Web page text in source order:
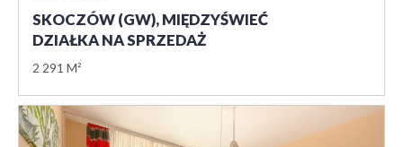
SKOCZÓW (GW), MIĘDZYŚWIEĆ
DZIAŁKA NA SPRZEDAŻ
2 291 M²